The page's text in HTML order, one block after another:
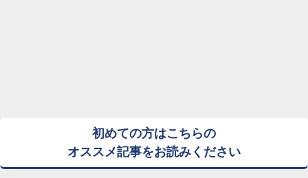
初めての方はこちらの
オススメ記事をお読みください